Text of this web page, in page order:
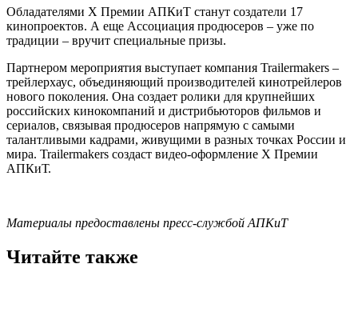
Обладателями X Премии АПКиТ станут создатели 17
кинопроектов. А еще Ассоциация продюсеров – уже по
традиции – вручит специальные призы.
Партнером мероприятия выступает компания Trailermakers –
трейлерхаус, объединяющий производителей кинотрейлеров
нового поколения. Она создает ролики для крупнейших
российских кинокомпаний и дистрибьюторов фильмов и
сериалов, связывая продюсеров напрямую с самыми
талантливыми кадрами, живущими в разных точках России и
мира. Trailermakers создаст видео-оформление X Премии
АПКиТ.
Материалы предоставлены пресс-службой АПКиТ
Читайте также